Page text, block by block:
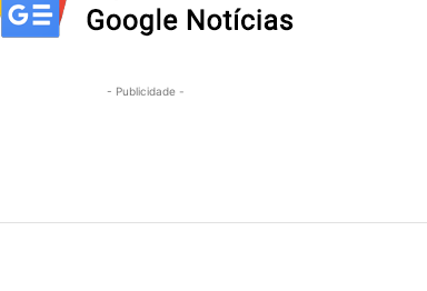
- Publicidade -